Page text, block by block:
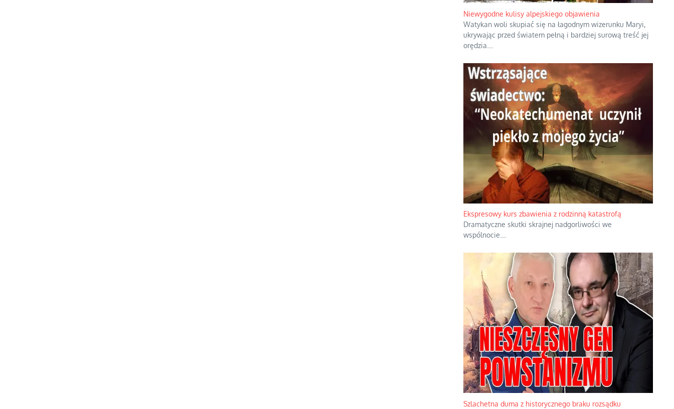
Niewygodne kulisy alpejskiego objawienia
Watykan woli skupiać się na łagodnym wizerunku Maryi,
ukrywając przed światem pełną i bardziej surową treść jej
orędzia.
Ekspresowy kurs zbawienia z rodzinną katastrofą
Dramatyczne skutki skrajnej nadgorliwości we
wspólnocie.
Szlachetna duma z historycznego braku rozsądku